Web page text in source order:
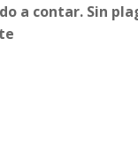
a contar. Sin